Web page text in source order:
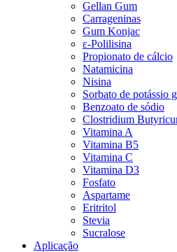
Gellan Gum
Carrageninas
Gum Konjac
ε-Polilisina
Propionato de cálcio
Natamicina
Nisina
Sorbato de potássio
Benzoato de sódio
Clostridium
Vitamina A
Vitamina B5
Vitamina C
Vitamina D3
Fosfato
Aspartame
Eritritol
Stevia
Sucralose
Aplicação